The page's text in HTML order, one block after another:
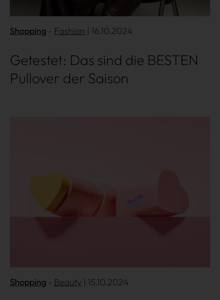
Shopping Fashion | 16.10.2024
Getestet: Das sind die BESTEN
Pullover der Saison
Shopping Beauty | 15.10.2024